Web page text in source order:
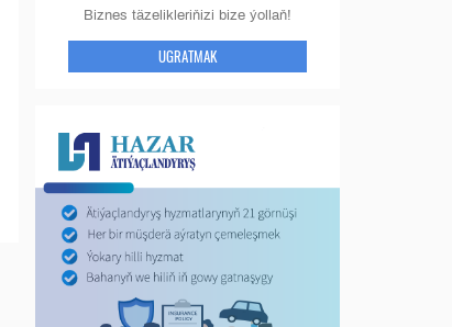
Biznes täzelikleriňizi bize ýollaň!
UGRATMAK